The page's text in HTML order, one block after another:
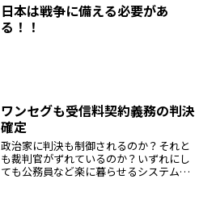
日本は戦争に備える必要があ
る！！
ワンセグも受信料契約義務の判決
確定
政治家に判決も制御されるのか？それと
も裁判官がずれているのか？いずれにし
ても公務員など楽に暮らせるシステムを